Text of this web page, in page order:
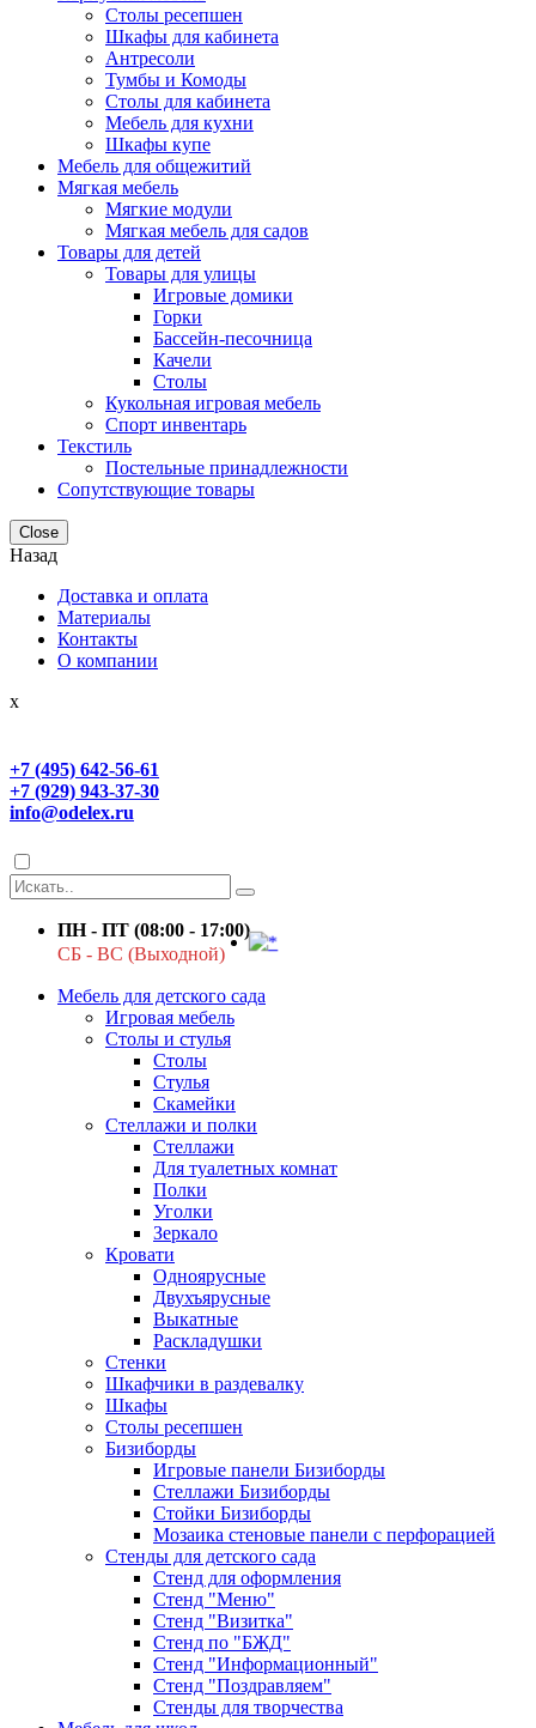
Столы ресепшен
Шкафы для кабинета
Антресоли
Тумбы и Комоды
Столы для кабинета
Мебель для кухни
Шкафы купе
Мебель для общежитий
Мягкая мебель
Мягкие модули
Мягкая мебель для садов
Товары для детей
Товары для улицы
Игровые домики
Горки
Бассейн-песочница
Качели
Столы
Кукольная игровая мебель
Спорт инвентарь
Текстиль
Постельные принадлежности
Сопутствующие товары
Close
Назад
Доставка и оплата
Материалы
Контакты
О компании
x
+7 (495) 642-56-61
+7 (929) 943-37-30
info@odelex.ru
ПН - ПТ (08:00 - 17:00)
СБ - ВС (Выходной)
Мебель для детского сада
Игровая мебель
Столы и стулья
Столы
Стулья
Скамейки
Стеллажи и полки
Стеллажи
Для туалетных комнат
Полки
Уголки
Зеркало
Кровати
Одноярусные
Двухъярусные
Выкатные
Раскладушки
Стенки
Шкафчики в раздевалку
Шкафы
Столы ресепшен
Бизиборды
Игровые панели Бизиборды
Стеллажи Бизиборды
Стойки Бизиборды
Мозаика стеновые панели с перфорацией
Стенды для детского сада
Стенд для оформления
Стенд "Меню"
Стенд "Визитка"
Стенд по "БЖД"
Стенд "Информационный"
Стенд "Поздравляем"
Стенды для творчества